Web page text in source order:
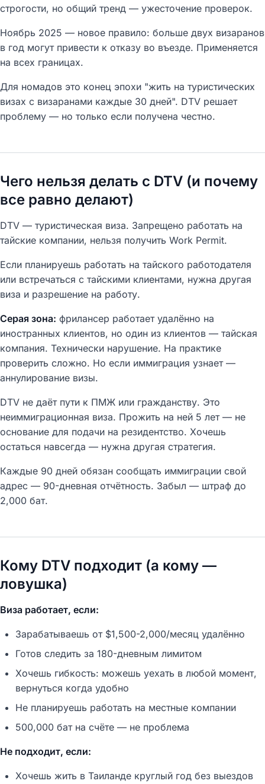
строгости, но общий тренд — ужесточение проверок.
Ноябрь 2025 — новое правило: больше двух визаранов
в год могут привести к отказу во въезде. Применяется
на всех границах.
Для номадов это конец эпохи "жить на туристических
визах с визаранами каждые 30 дней". DTV решает
проблему — но только если получена честно.
Чего нельзя делать с DTV (и почему
все равно делают)
DTV — туристическая виза. Запрещено работать на
тайские компании, нельзя получить Work Permit.
Если планируешь работать на тайского работодателя
или встречаться с тайскими клиентами, нужна другая
виза и разрешение на работу.
Серая зона: фрилансер работает удалённо на
иностранных клиентов, но один из клиентов — тайская
компания. Технически нарушение. На практике
проверить сложно. Но если иммиграция узнает —
аннулирование визы.
DTV не даёт пути к ПМЖ или гражданству. Это
неиммиграционная виза. Прожить на ней 5 лет — не
основание для подачи на резидентство. Хочешь
остаться навсегда — нужна другая стратегия.
Каждые 90 дней обязан сообщать иммиграции свой
адрес — 90-дневная отчётность. Забыл — штраф до
2,000 бат.
Кому DTV подходит (а кому —
ловушка)
Виза работает, если:
Зарабатываешь от $1,500-2,000/месяц удалённо
Готов следить за 180-дневным лимитом
Хочешь гибкость: можешь уехать в любой момент,
вернуться когда удобно
Не планируешь работать на местные компании
500,000 бат на счёте — не проблема
Не подходит, если:
Хочешь жить в Таиланде круглый год без выездов